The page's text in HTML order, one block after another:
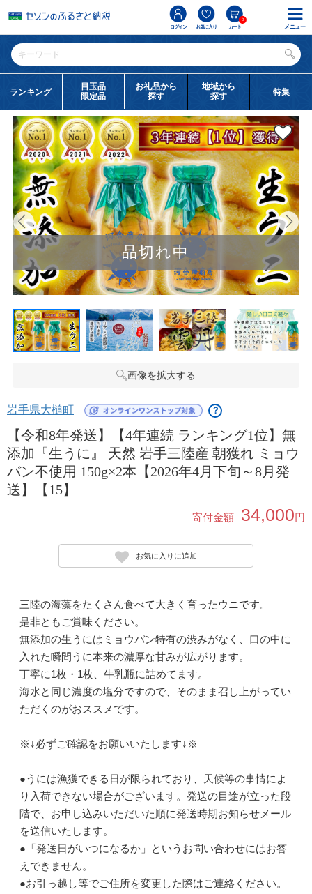
ログイン お気に入り カート
0
ランキング
目玉品
限定品
お礼品から
探す
地域から
探す
特集
品切れ中
画像を拡大する
岩手県大槌町 ？
【令和8年発送】【4年連続 ランキング1位】無
添加『生うに』 天然 岩手三陸産 朝獲れ ミョウ
バン不使用 150g×2本【2026年4月下旬～8月発
送】【15】
寄付金額 34,000円
お気に入りに追加
三陸の海藻をたくさん食べて大きく育ったウニです。
是非ともご賞味ください。
無添加の生うにはミョウバン特有の渋みがなく、口の中に
入れた瞬間うに本来の濃厚な甘みが広がります。
丁寧に1枚・1枚、牛乳瓶に詰めてます。
海水と同じ濃度の塩分ですので、そのまま召し上がってい
ただくのがおススメです。
※↓必ずご確認をお願いいたします↓※
●うには漁獲できる日が限られており、天候等の事情によ
り入荷できない場合がございます。発送の目途が立った段
階で、お申し込みいただいた順に発送時期お知らせメール
を送信いたします。
●「発送日がいつになるか」というお問い合わせにはお答
えできません。
●お引っ越し等でご住所を変更した際はご連絡ください。
メニュー